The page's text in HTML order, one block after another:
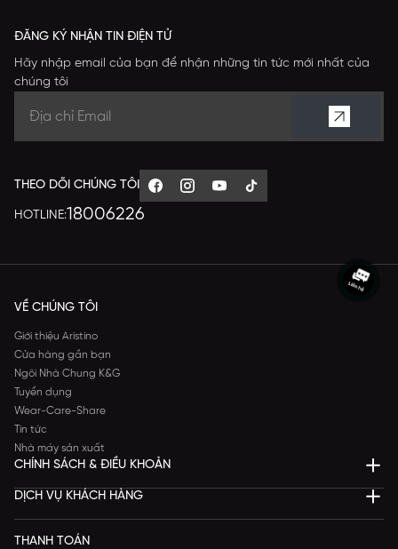
ĐĂNG KÝ NHẬN TIN ĐIỆN TỬ
Hãy nhập email của bạn để nhận những tin tức mới nhất của
chúng tôi
THEO DÕI CHÚNG TÔI
HOTLINE:18006226
VỀ CHÚNG TÔI
Giới thiệu Aristino
Cửa hàng gần bạn
Ngôi Nhà Chung K&G
Tuyển dụng
Wear-Care-Share
Tin tức
Nhà máy sản xuất
CHÍNH SÁCH & ĐIỀU KHOẢN
DỊCH VỤ KHÁCH HÀNG
THANH TOÁN